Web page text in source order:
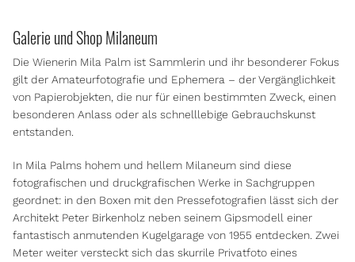
Galerie und Shop Milaneum
Die Wienerin Mila Palm ist Sammlerin und ihr besonderer Fokus
gilt der Amateurfotografie und Ephemera – der Vergänglichkeit
von Papierobjekten, die nur für einen bestimmten Zweck, einen
besonderen Anlass oder als schnelllebige Gebrauchskunst
entstanden.
In Mila Palms hohem und hellem Milaneum sind diese
fotografischen und druckgrafischen Werke in Sachgruppen
geordnet: in den Boxen mit den Pressefotografien lässt sich der
Architekt Peter Birkenholz neben seinem Gipsmodell einer
fantastisch anmutenden Kugelgarage von 1955 entdecken. Zwei
Meter weiter versteckt sich das skurrile Privatfoto eines